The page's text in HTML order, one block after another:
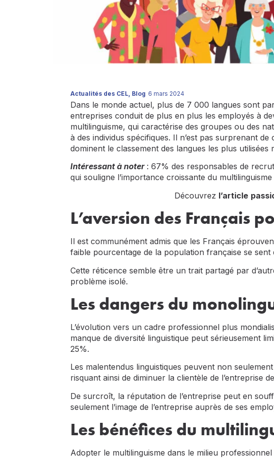
Actualités des CEL, Blog 6 mars 2024
Dans le monde actuel, plus de 7 000 langues sont
entreprises conduit de plus en plus les employés à
multilinguisme, qui caractérise des groupes ou des
à des individus spécifiques. Il n’est pas surprenant
dominent le classement des langues les plus utilisées
Intéressant à noter : 67% des responsables de
qui souligne l’importance croissante du
Découvrez l’article
L’aversion des Français
Il est communément admis que les Français
faible pourcentage de la population française se
Cette réticence semble être un trait partagé par
problème isolé.
Les dangers du
L’évolution vers un cadre professionnel plus
manque de diversité linguistique peut sérieusement
25%.
Les malentendus linguistiques peuvent non
risquant ainsi de diminuer la clientèle de l’entreprise
De surcroît, la réputation de l’entreprise peut en
seulement l’image de l’entreprise auprès de ses
Les bénéfices du
Adopter le multilinguisme dans le milieu